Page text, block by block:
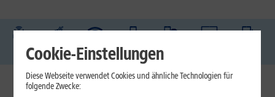
Cookie-Einstellungen
Diese Webseite verwendet Cookies und ähnliche Technologien für
folgende Zwecke: